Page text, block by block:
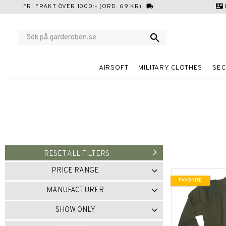
FRI FRAKT ÖVER 1000:- (ORD. 69 KR) local_shipping contact_mail
AIRSOFT MILITARY CLOTHES
RESET ALL FILTERS
PRICE RANGE
279 760
MANUFACTURER
BRANDIT
1 MIL-TEC
TW KEMPTON
1
SHOW ONLY
FAVORITE